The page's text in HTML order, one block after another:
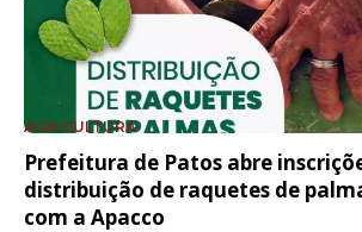
AGRICULTURA
Prefeitura de Patos abre
distribuição de raquetes de
com a Apacco